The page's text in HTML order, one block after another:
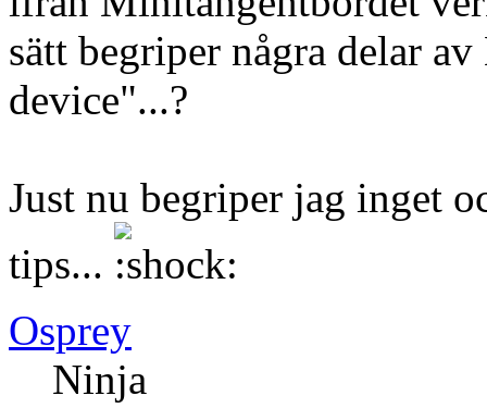
sätt begriper några delar
device"...?
Just nu begriper jag inget
tips...
Osprey
Ninja